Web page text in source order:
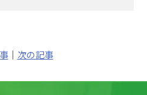
｜ 次の記事